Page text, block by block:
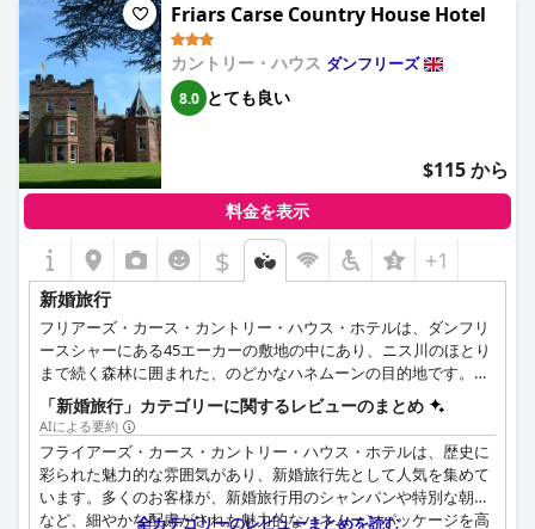
Friars Carse Country House Hotel
カントリー・ハウス ダンフリーズ
8.0 とても良い
$115 から
料金を表示
$ +1
新婚旅行
フリアーズ・カース・カントリー・ハウス・ホテルは、ダンフリ
ースシャーにある45エーカーの敷地の中にあり、ニス川のほとり
まで続く森林に囲まれた、のどかなハネムーンの目的地です。こ
の歴史あるホテルは、壮麗な羽目板張りのエントランスホール、
エレガントな階段、快適なバー、羽目板張りのゲームルームにあ
るフルサイズのスヌーカーテーブルでムードを盛り上げる。ハネ
ムーナーのお客様には、美しいラウンジで庭園と川の見事な眺め
をお楽しみいただけます。ホテルの4ポスター・ハネムーンスイ
ートとして、忘れられない思い出を作るのに理想的な特別な魅力
「新婚旅行」カテゴリーに関するレビューのまとめ
AIによる要約
フライアーズ・カース・カントリー・ハウス・ホテルは、歴史に
彩られた魅力的な雰囲気があり、新婚旅行先として人気を集めて
います。多くのお客様が、新婚旅行用のシャンパンや特別な朝食
など、細やかな配慮がされた魅力的なハネムーンパッケージを高
全カテゴリーのレビューまとめを読む